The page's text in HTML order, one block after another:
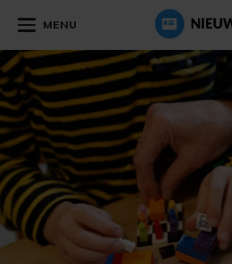
MENU